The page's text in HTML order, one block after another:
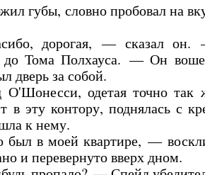
губы, словно пробовал на
дорогая, — сказал он.
до Тома Полхауса. — Он
дверь за собой.
одетая точно так
в эту контору, поднялась с
к нему.
в моей квартире, —
и перевернуто вверх дном.